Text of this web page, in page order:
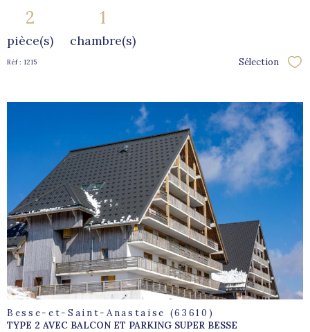
2
pièce(s)
1
chambre(s)
Réf : 1215 Sélection
voir le
bien
Besse-et-Saint-Anastaise (63610)
TYPE 2 AVEC BALCON ET PARKING SUPER BESSE